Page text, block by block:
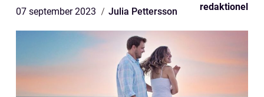
07 september 2023 Julia Pettersson redaktionel